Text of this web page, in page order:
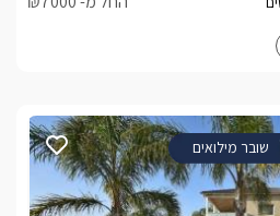
שובר מילואים